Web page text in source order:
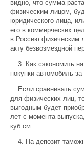
видно, что сумма
физическим лицом,
юридического лица,
его в коммерческих
в Россию физическим
акту безвозмездной
3. Как сэкономить
покупки автомобиль
Если сравнивать
для физических лиц,
выгодным будет
лет с момента
куб.см.
4. На депозит